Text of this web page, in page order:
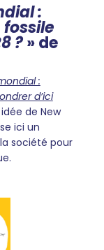
:
?» de
:
d’ici
de New
ici un
société pour